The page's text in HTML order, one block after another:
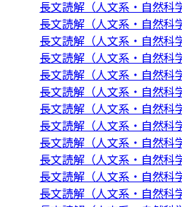
長文読解（人文系・自然科
長文読解（人文系・自然科
長文読解（人文系・自然科
長文読解（人文系・自然科
長文読解（人文系・自然科
長文読解（人文系・自然科
長文読解（人文系・自然科
長文読解（人文系・自然科
長文読解（人文系・自然科
長文読解（人文系・自然科
長文読解（人文系・自然科
長文読解（人文系・自然科